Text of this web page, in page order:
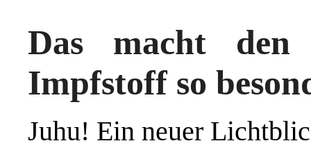
Das macht den
Impfstoff so
Juhu! Ein neuer